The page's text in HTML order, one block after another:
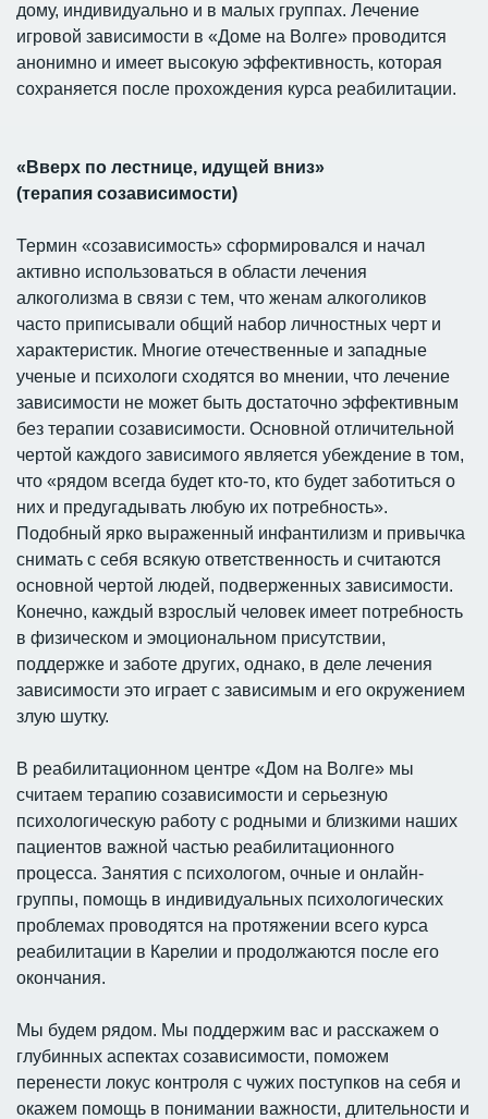
дому, индивидуально и в малых группах. Лечение
игровой зависимости в «Доме на Волге» проводится
анонимно и имеет высокую эффективность, которая
сохраняется после прохождения курса реабилитации.
«Вверх по лестнице, идущей вниз»
(терапия созависимости)
Термин «созависимость» сформировался и начал
активно использоваться в области лечения
алкоголизма в связи с тем, что женам алкоголиков
часто приписывали общий набор личностных черт и
характеристик. Многие отечественные и западные
ученые и психологи сходятся во мнении, что лечение
зависимости не может быть достаточно эффективным
без терапии созависимости. Основной отличительной
чертой каждого зависимого является убеждение в том,
что «рядом всегда будет кто-то, кто будет заботиться о
них и предугадывать любую их потребность».
Подобный ярко выраженный инфантилизм и привычка
снимать с себя всякую ответственность и считаются
основной чертой людей, подверженных зависимости.
Конечно, каждый взрослый человек имеет потребность
в физическом и эмоциональном присутствии,
поддержке и заботе других, однако, в деле лечения
зависимости это играет с зависимым и его окружением
злую шутку.
В реабилитационном центре «Дом на Волге» мы
считаем терапию созависимости и серьезную
психологическую работу с родными и близкими наших
пациентов важной частью реабилитационного
процесса. Занятия с психологом, очные и онлайн-
группы, помощь в индивидуальных психологических
проблемах проводятся на протяжении всего курса
реабилитации в Карелии и продолжаются после его
окончания.
Мы будем рядом. Мы поддержим вас и расскажем о
глубинных аспектах созависимости, поможем
перенести локус контроля с чужих поступков на себя и
окажем помощь в понимании важности, длительности и